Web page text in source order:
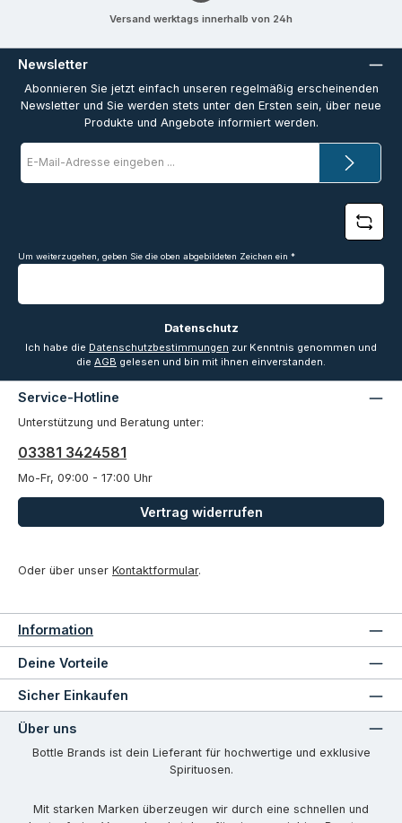
Versand werktags innerhalb von 24h
Newsletter
Abonnieren Sie jetzt einfach unseren regelmäßig erscheinenden
Newsletter und Sie werden stets unter den Ersten sein, über neue
Produkte und Angebote informiert werden.
E-
Mail-
*
Um weiterzugehen, geben Sie die oben abgebildeten Zeichen ein *
Datenschutz
Ich habe die Datenschutzbestimmungen zur Kenntnis genommen und
die AGB gelesen und bin mit ihnen einverstanden.
Service-Hotline
Unterstützung und Beratung unter:
03381 3424581
Mo-Fr, 09:00 - 17:00 Uhr
Vertrag widerrufen
Oder über unser Kontaktformular.
Information
Deine Vorteile
Sicher Einkaufen
Über uns
Bottle Brands ist dein Lieferant für hochwertige und exklusive
Spirituosen.
Mit starken Marken überzeugen wir durch eine schnellen und